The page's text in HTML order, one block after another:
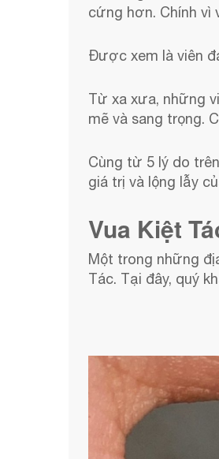
cứng hơn. Chính vì
Được xem là viên
Từ xa xưa, những
mẽ và sang trọng.
Cùng từ 5 lý do
giá trị và lộng lẫy
Vua Kiệt
Một trong những
Tác. Tại đây, quý